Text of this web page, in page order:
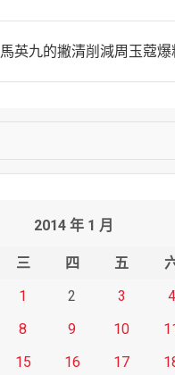
馬英九的撇清削減周玉蔻
2014 年 1 月
三 四 五
1
2 3 4
8 9 10
15 16 17